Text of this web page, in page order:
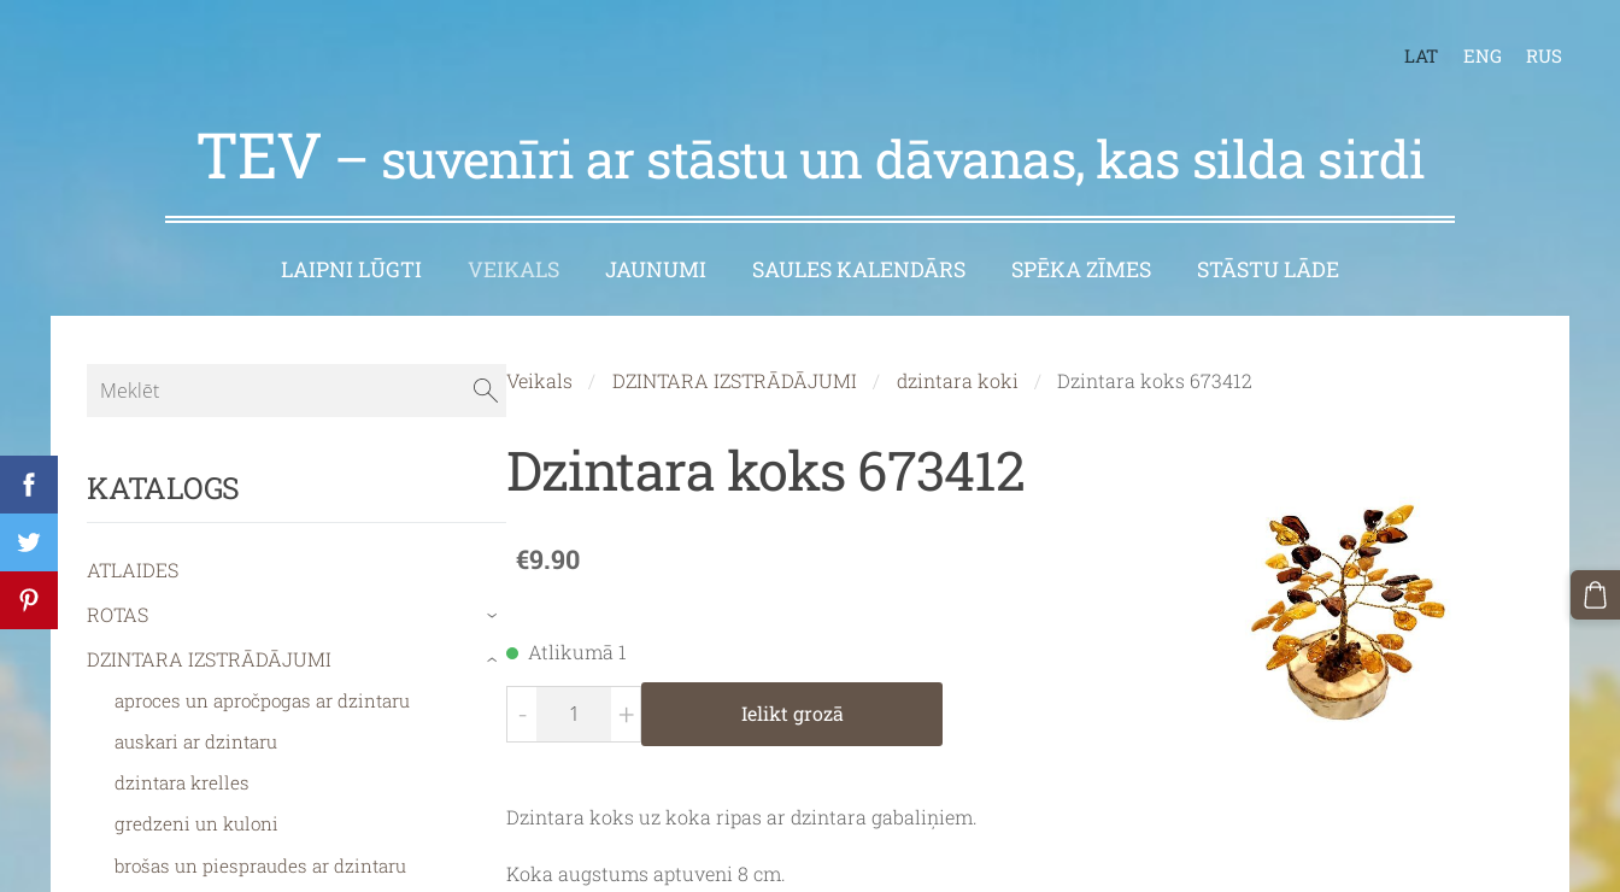
LAT ENG RUS
TEV – suvenīri ar stāstu un dāvanas, kas silda sirdi
LAIPNI LŪGTI VEIKALS JAUNUMI SAULES KALENDĀRS SPĒKA ZĪMES STĀSTU LĀDE
KATALOGS
ATLAIDES
ROTAS
›
DZINTARA IZSTRĀDĀJUMI
aproces un apročpogas ar dzintaru
auskari ar dzintaru
dzintara krelles
gredzeni un kuloni
brošas un piespraudes ar dzintaru
›
Veikals DZINTARA IZSTRĀDĀJUMI dzintara koki Dzintara koks 673412
Dzintara koks 673412
€9.90
Atlikumā 1
- + Ielikt grozā
Dzintara koks uz koka ripas ar dzintara gabaliņiem.
Koka augstums aptuveni 8 cm.